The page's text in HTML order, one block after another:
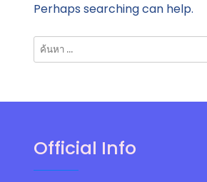
Perhaps searching can help.
ค้นหา
สำหรับ:
Official Info